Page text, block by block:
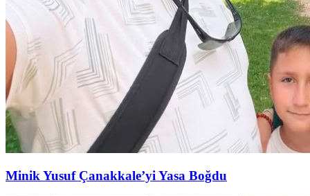
Minik Yusuf Çanakkale’yi Yasa Boğdu